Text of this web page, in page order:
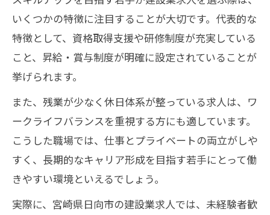
いくつかの特徴に注目することが大切です。代表的な
特徴として、資格取得支援や研修制度が充実している
こと、昇給・賞与制度が明確に設定されていることが
挙げられます。
また、残業が少なく休日体系が整っている求人は、ワ
ークライフバランスを重視する方にも適しています。
こうした職場では、仕事とプライベートの両立がしや
すく、長期的なキャリア形成を目指す若手にとって働
きやすい環境といえるでしょう。
実際に、宮崎県日向市の建設業求人では、未経験者歓